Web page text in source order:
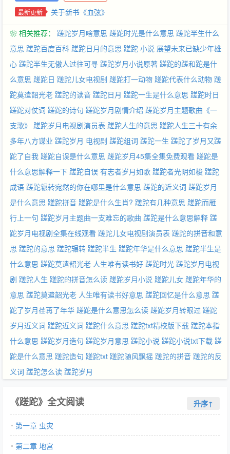
最新更新 关于新书《血弦》
❀ 相关推荐： 蹉跎岁月啥意思 蹉跎时光是什么意思 蹉跎半生什么
意思 蹉跎百度百科 蹉跎日月的意思 蹉跎 小说 展望未来已缺少年雄
心 蹉跎半生无傲人过往可寻 蹉跎岁月小说原著 蹉跎的蹉和跎是什
么意思 蹉跎日 蹉跎儿女电视剧 蹉跎打一动物 蹉跎代表什么动物 蹉
跎莫遣韶光老 蹉跎的读音 蹉跎日月 蹉跎一生是什么意思 蹉跎时日
蹉跎对仗词 蹉跎的诗句 蹉跎岁月剧情介绍 蹉跎岁月主题歌曲《一
支歌》 蹉跎岁月电视剧演员表 蹉跎人生的意思 蹉跎人生三十有余
多年八方谋业 蹉跎岁月 电视剧 蹉跎组词 蹉跎一生 蹉跎了岁月又蹉
跎了自我 蹉跎自误是什么意思 蹉跎岁月45集全集免费观看 蹉跎是
什么意思解释一下 蹉跎自误 有志者岁月如歌 蹉跎者光阴如梭 蹉跎
成语 蹉跎辗转宛然的你在哪里是什么意思 蹉跎的近义词 蹉跎岁月
是什么意思 蹉跎拼音 蹉跎是什么生肖? 蹉跎有几种意思 蹉跎而雁
行上一句 蹉跎岁月主题曲一支难忘的歌曲 蹉跎是什么意思解释 蹉
跎岁月电视剧全集在线观看 蹉跎儿女电视剧演员表 蹉跎的拼音和意
思 蹉跎的意思 蹉跎辗转 蹉跎半生 蹉跎年华是什么意思 蹉跎半生是
什么意思 蹉跎莫遣韶光老 人生唯有读书好 蹉跎时光 蹉跎岁月电视
剧 蹉跎人生 蹉跎的拼音怎么读 蹉跎岁月小说 蹉跎儿女 蹉跎年华的
意思 蹉跎莫遣韶光老 人生唯有读书好意思 蹉跎回忆是什么意思 蹉
跎了岁月荏苒了年华 蹉跎是什么意思怎么读 蹉跎岁月转眼过 蹉跎
岁月近义词 蹉跎近义词 蹉跎什么意思 蹉跎txt精校版下载 蹉跎本指
什么意思 蹉跎岁月造句 蹉跎岁月意思 蹉跎小说 蹉跎小说txt下载 蹉
跎是什么意思 蹉跎造句 蹉跎txt 蹉跎随风飘摇 蹉跎的拼音 蹉跎的反
义词 蹉跎怎么读 蹉跎岁月
《蹉跎》全文阅读 升序↑
第一章 虫灾
第二章 地宫